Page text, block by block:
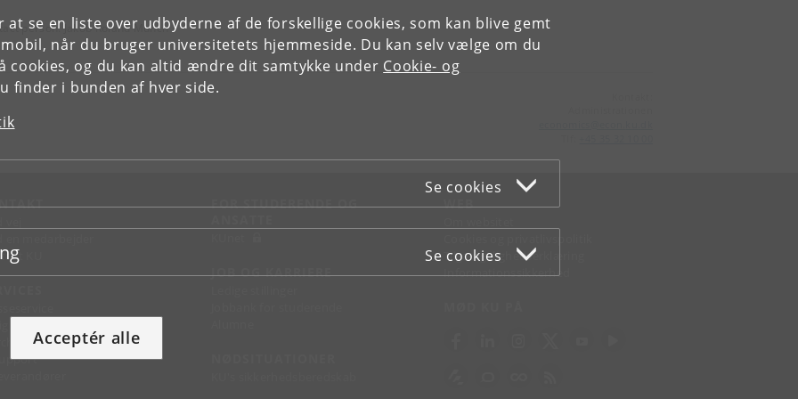
at se en liste over udbyderne af de forskellige cookies, som kan blive gemt
når du bruger universitetets hjemmeside. Du kan selv vælge om du
cookies, og du kan altid ændre dit samtykke under Cookie- og
finder i bunden af hver side.
Se cookies
Se cookies
Acceptér alle
person: Jakob Roland Munch
KU
FOR STUDERENDE OG
JOB OG KARRIERE
WEB
Tilgængelighedserklæring
Informationssikkerhed